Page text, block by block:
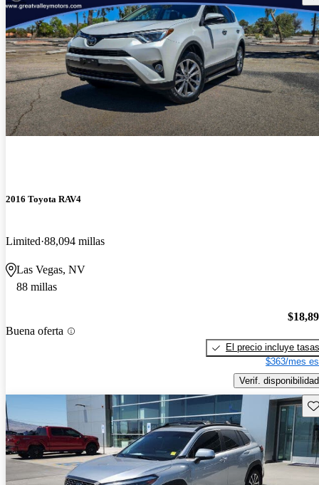
2016 Toyota RAV4
Limited 88,094 millas
Las Vegas, NV
88 millas
Buena oferta
El precio incluye tasas
$363/mes
Verif. disponibilidad